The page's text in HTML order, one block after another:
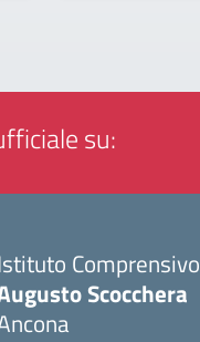
su:
Comprensivo
Scocchera